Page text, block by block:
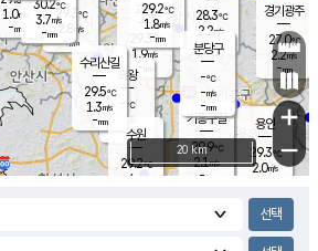
과천
29.3℃
1.9m/s
- mm
용인
29.3℃
2.0m/s
경기광주
27.0℃
2.2m/s
-mm
의왕
- ℃
m/s
mm
29.3 ℃
2.8 m/s
-mm
1.0m/s
-mm
30.2℃
3.7m/s
-mm
28.3℃
2.2m/s
-mm
29.2℃
1.8m/s
-mm
기흥구갈
29.9℃
2.1m/s
-
수리산길
29.5℃
1.3m/s
-mm
분당구
-℃
-m/s
-mm
수원
29.2℃
4 m/s
+
−
20 km